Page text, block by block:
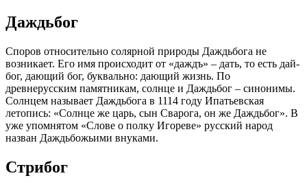
Даждьбог
Споров относительно солярной природы Даждьбога не
возникает. Его имя происходит от «даждъ» – дать, то есть дай-
бог, дающий бог, буквально: дающий жизнь. По
древнерусским памятникам, солнце и Даждьбог – синонимы.
Солнцем называет Даждьбога в 1114 году Ипатьевская
летопись: «Солнце же царь, сын Сварога, он же Даждьбог». В
уже упомнятом «Слове о полку Игореве» русский народ
назван Даждьбожьими внуками.
Стрибог